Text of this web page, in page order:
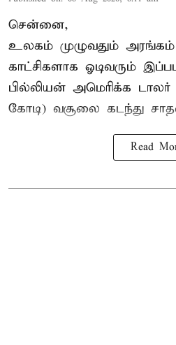
சென்னை,
உலகம் முழுவதும் அரங்கம்
காட்சிகளாக ஓடிவரும்
பில்லியன் அமெரிக்க டாலர்
கோடி) வசூலை கடந்து
Read